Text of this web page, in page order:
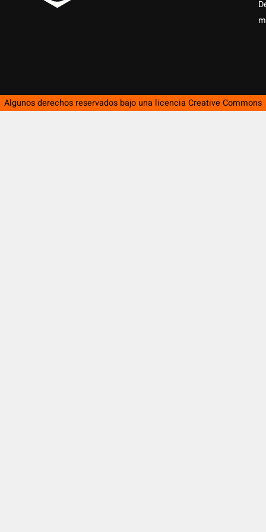
Algunos derechos reservados bajo una licencia Creative Commons